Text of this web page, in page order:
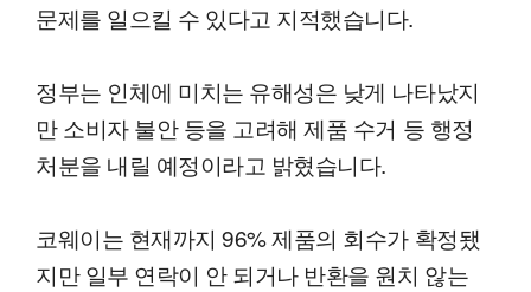
문제를 일으킬 수 있다고 지적했습니다.
정부는 인체에 미치는 유해성은 낮게 나타났지
만 소비자 불안 등을 고려해 제품 수거 등 행정
처분을 내릴 예정이라고 밝혔습니다.
코웨이는 현재까지 96% 제품의 회수가 확정됐
지만 일부 연락이 안 되거나 반환을 원치 않는